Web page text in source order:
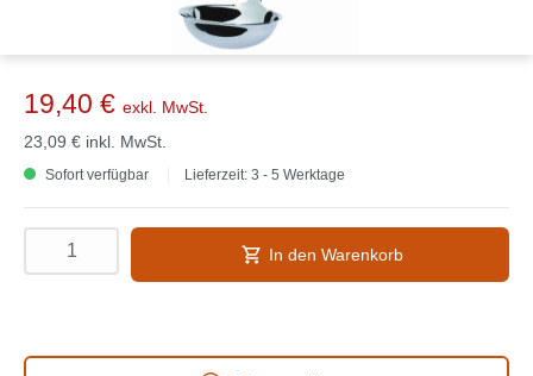
19,40 € exkl. MwSt.
23,09 € inkl. MwSt.
Sofort verfügbar Lieferzeit: 3 - 5 Werktage
In den Warenkorb